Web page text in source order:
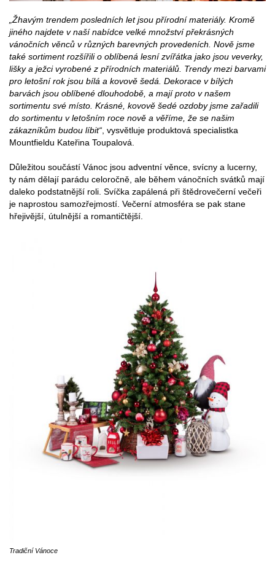
„Žhavým trendem posledních let jsou přírodní materiály. Kromě
jiného najdete v naší nabídce velké množství překrásných
vánočních věnců v různých barevných provedeních. Nově jsme
také sortiment rozšířili o oblíbená lesní zvířátka jako jsou veverky,
lišky a ježci vyrobené z přírodních materiálů. Trendy mezi barvami
pro letošní rok jsou bílá a kovově šedá. Dekorace v bílých
barvách jsou oblíbené dlouhodobě, a mají proto v našem
sortimentu své místo. Krásné, kovově šedé ozdoby jsme zařadili
do sortimentu v letošním roce nově a věříme, že se našim
zákazníkům budou líbit“ , vysvětluje produktová specialistka
Mountfieldu Kateřina Toupalová.
Důležitou součástí Vánoc jsou adventní věnce, svícny a lucerny,
ty nám dělají parádu celoročně, ale během vánočních svátků mají
daleko podstatnější roli. Svíčka zapálená při štědrovečerní večeři
je naprostou samozřejmostí. Večerní atmosféra se pak stane
hřejivější, útulnější a romantičtější.
Tradiční Vánoce